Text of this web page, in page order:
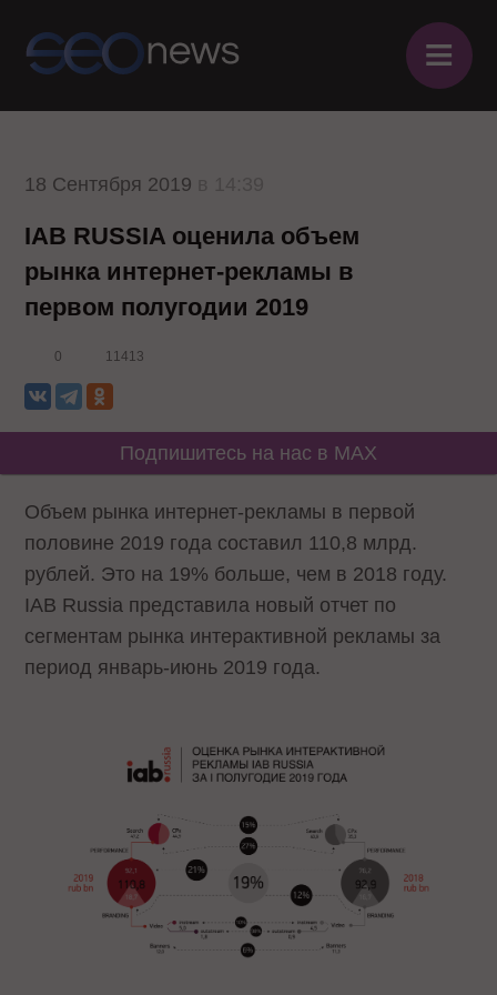
≡
18 Сентября 2019
IAB RUSSIA оценила объем
рынка интернет-рекламы в
первом полугодии 2019
0 11413
Подпишитесь на нас в MAX
Объем рынка интернет-рекламы в первой
половине 2019 года составил 110,8 млрд.
рублей. Это на 19% больше, чем в 2018 году.
IAB Russia представила новый отчет по
сегментам рынка интерактивной рекламы за
период январь-июнь 2019 года.